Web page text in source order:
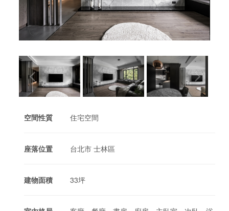
空間性質 住宅空間
座落位置 台北市 士林區
建物面積 33坪